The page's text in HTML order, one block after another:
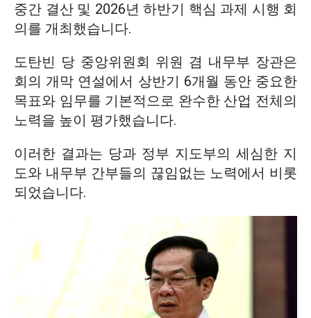
중간 결산 및 2026년 하반기 핵심 과제 시행 회
의를 개최했습니다.
도탄빈 당 중앙위원회 위원 겸 내무부 장관은
회의 개막 연설에서 상반기 6개월 동안 중요한
목표와 임무를 기본적으로 완수한 산업 전체의
노력을 높이 평가했습니다.
이러한 결과는 당과 정부 지도부의 세심한 지
도와 내무부 간부들의 끊임없는 노력에서 비롯
되었습니다.